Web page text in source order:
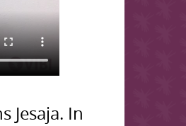
Jesaja. In